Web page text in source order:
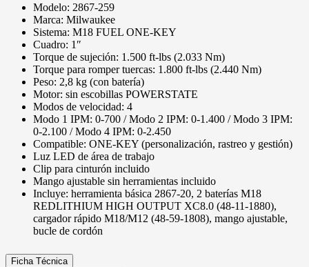
Modelo: 2867-259
Marca: Milwaukee
Sistema: M18 FUEL ONE-KEY
Cuadro: 1″
Torque de sujeción: 1.500 ft-lbs (2.033 Nm)
Torque para romper tuercas: 1.800 ft-lbs (2.440 Nm)
Peso: 2,8 kg (con batería)
Motor: sin escobillas POWERSTATE
Modos de velocidad: 4
Modo 1 IPM: 0-700 / Modo 2 IPM: 0-1.400 / Modo 3 IPM:
0-2.100 / Modo 4 IPM: 0-2.450
Compatible: ONE-KEY (personalización, rastreo y gestión)
Luz LED de área de trabajo
Clip para cinturón incluido
Mango ajustable sin herramientas incluido
Incluye: herramienta básica 2867-20, 2 baterías M18
REDLITHIUM HIGH OUTPUT XC8.0 (48-11-1880),
cargador rápido M18/M12 (48-59-1808), mango ajustable,
bucle de cordón
Ficha Técnica